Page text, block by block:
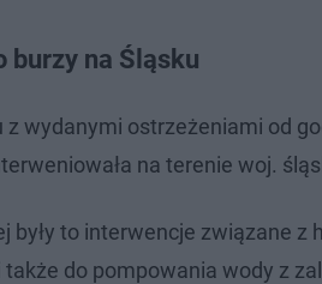
burzy na Śląsku
z wydanymi ostrzeżeniami od
na terenie woj.
były to interwencje związane
do pompowania wody z